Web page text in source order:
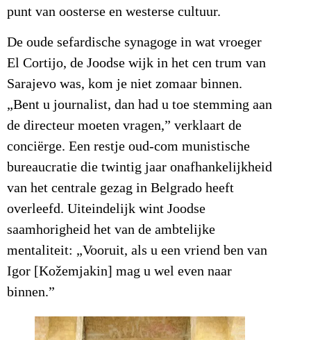
punt van oosterse en westerse cultuur.
De oude sefardische synagoge in wat vroeger
El Cortijo, de Joodse wijk in het cen trum van
Sarajevo was, kom je niet zomaar binnen.
„Bent u journalist, dan had u toe stemming aan
de directeur moeten vragen,” verklaart de
conciërge. Een restje oud-com munistische
bureaucratie die twintig jaar onafhankelijkheid
van het centrale gezag in Belgrado heeft
overleefd. Uiteindelijk wint Joodse
saamhorigheid het van de ambtelijke
mentaliteit: „Vooruit, als u een vriend ben van
Igor [Kožemjakin] mag u wel even naar
binnen.”